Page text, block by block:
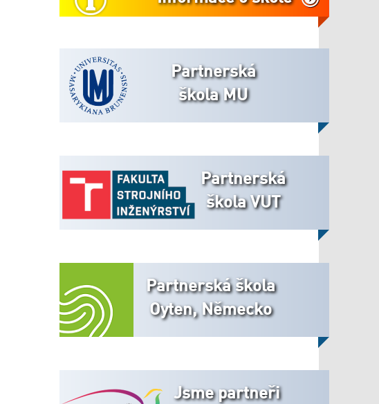
Partnerská
škola MU
Partnerská
škola VUT
Partnerská škola
Oyten, Německo
Jsme partneři